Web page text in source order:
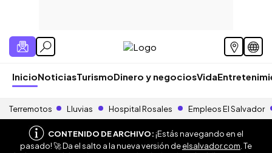
InicioNoticiasTurismoDinero y negociosVida
Terremotos Lluvias Hospital Rosales Empleos El Salvador
CONTENIDO DE ARCHIVO:¡Estás navegando en el
pasado! 🚀 Da el salto a la nueva versión deelsalvador.com . Te